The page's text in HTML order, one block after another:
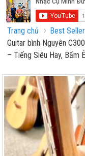
Trang chủ › Best Seller
Guitar bình Nguyên
– Tiếng Siêu Hay, Bấm